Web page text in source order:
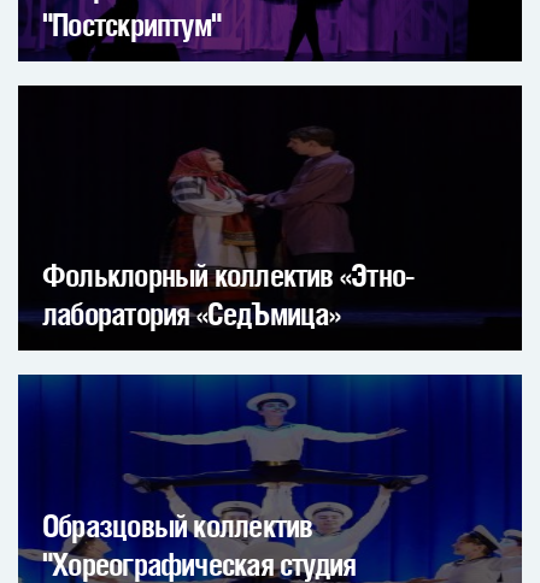
"Постскриптум"
Фольклорный коллектив «Этно-
лаборатория «СедЪмица»
Образцовый коллектив
"Хореографическая студия